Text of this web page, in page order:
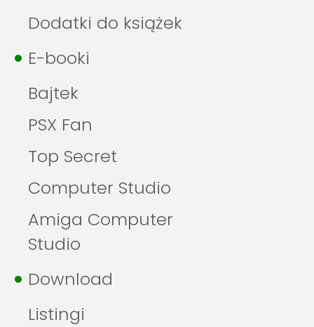
Dodatki do książek
E-booki
Bajtek
PSX Fan
Top Secret
Computer Studio
Amiga Computer
Studio
Download
Listingi